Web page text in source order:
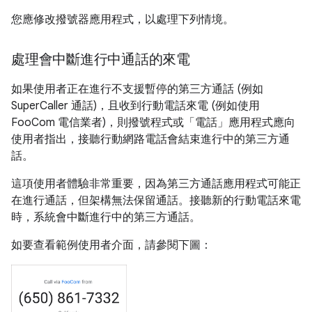
您應修改撥號器應用程式，以處理下列情境。
處理會中斷進行中通話的來電
如果使用者正在進行不支援暫停的第三方通話 (例如
SuperCaller 通話)，且收到行動電話來電 (例如使用
FooCom 電信業者)，則撥號程式或「電話」應用程式應向
使用者指出，接聽行動網路電話會結束進行中的第三方通
話。
這項使用者體驗非常重要，因為第三方通話應用程式可能正
在進行通話，但架構無法保留通話。接聽新的行動電話來電
時，系統會中斷進行中的第三方通話。
如要查看範例使用者介面，請參閱下圖：